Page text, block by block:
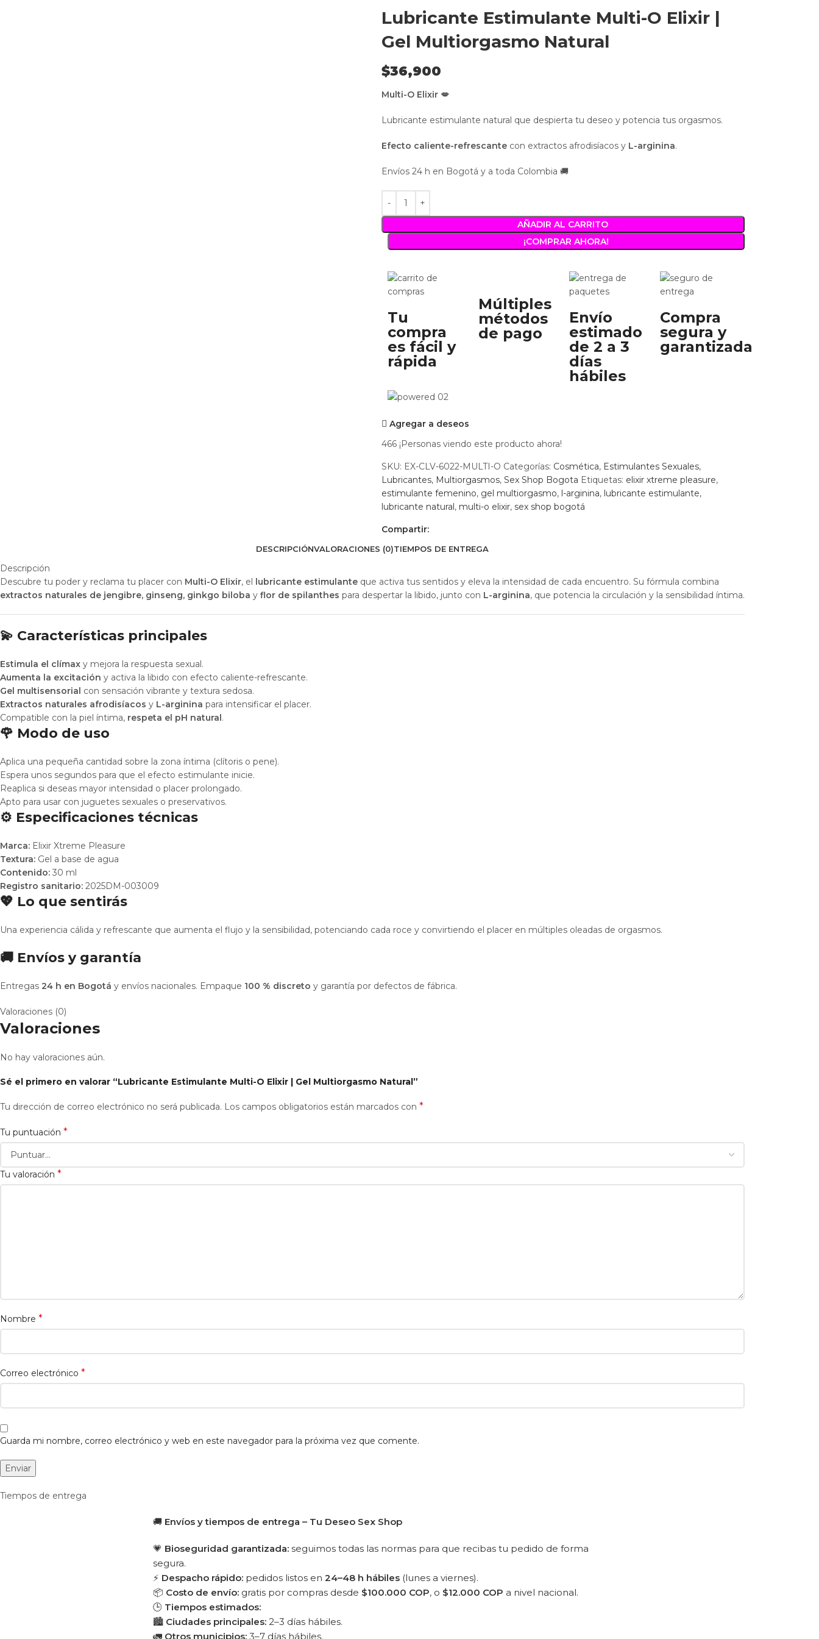
Lubricante Estimulante Multi-O Elixir |
Gel Multiorgasmo Natural
$36,900
Multi-O Elixir 💋
Lubricante estimulante natural que despierta tu deseo y potencia tus orgasmos.
Efecto caliente-refrescantecon extractos afrodisíacos y L-arginina.
Envíos 24 h en Bogotá y a toda Colombia 🚚
AÑADIR AL CARRITO
¡COMPRAR AHORA!
Tu
compra
es fácil y
rápida
Múltiples
métodos
de pago
Envío
estimado
de 2 a 3
días
hábiles
Compra
segura y
garantizada
Agregar a deseos
466 ¡Personas viendo este producto ahora!
SKU: EX-CLV-6022-MULTI-O Categorías: Cosmética, Estimulantes Sexuales,
Lubricantes, Multiorgasmos, Sex Shop Bogota Etiquetas: elixir xtreme pleasure,
estimulante femenino, gel multiorgasmo, l-arginina, lubricante estimulante,
lubricante natural , multi-o elixir, sex shop bogotá
Compartir:
DESCRIPCIÓNVALORACIONES (0)TIEMPOS DE ENTREGA
Descripción
Descubre tu poder y reclama tu placer con Multi-O Elixir, el lubricante estimulante que activa tus sentidos y eleva la intensidad de cada encuentro. Su fórmula combina
extractos naturales de jengibre, ginseng, ginkgo biloba y flor de spilanthes para despertar la libido, junto con L-arginina, que potencia la circulación y la sensibilidad íntima.
💫 Características principales
Estimula el clímax y mejora la respuesta sexual.
Aumenta la excitación y activa la libido con efecto caliente-refrescante.
Gel multisensorial con sensación vibrante y textura sedosa.
Extractos naturales afrodisíacos y L-arginina para intensificar el placer.
Compatible con la piel íntima, respeta el pH natural .
🌹 Modo de uso
Aplica una pequeña cantidad sobre la zona íntima (clítoris o pene).
Espera unos segundos para que el efecto estimulante inicie.
Reaplica si deseas mayor intensidad o placer prolongado.
Apto para usar con juguetes sexuales o preservativos.
⚙️ Especificaciones técnicas
Marca: Elixir Xtreme Pleasure
Textura: Gel a base de agua
Contenido: 30 ml
Registro sanitario: 2025DM-003009
💖 Lo que sentirás
Una experiencia cálida y refrescante que aumenta el flujo y la sensibilidad, potenciando cada roce y convirtiendo el placer en múltiples oleadas de orgasmos.
🚚 Envíos y garantía
Entregas 24 h en Bogotá y envíos nacionales. Empaque 100 % discreto y garantía por defectos de fábrica.
Valoraciones (0)
Valoraciones
No hay valoraciones aún.
Sé el primero en valorar “Lubricante Estimulante Multi-O Elixir | Gel Multiorgasmo Natural”
Tu dirección de correo electrónico no será publicada. Los campos obligatorios están marcados con *
Tu puntuación *
Tu valoración *
Nombre *
Correo electrónico *
Guarda mi nombre, correo electrónico y web en este navegador para la próxima vez que comente.
Tiempos de entrega
🚚 Envíos y tiempos de entrega – Tu Deseo Sex Shop
💗 Bioseguridad garantizada: seguimos todas las normas para que recibas tu pedido de forma
segura.
⚡ Despacho rápido: pedidos listos en 24–48 h hábiles (lunes a viernes).
📦 Costo de envío: gratis por compras desde $100.000 COP, o $12.000 COP a nivel nacional.
🕒 Tiempos estimados:
🏙️ Ciudades principales: 2–3 días hábiles.
🚛 Otros municipios: 3–7 días hábiles.